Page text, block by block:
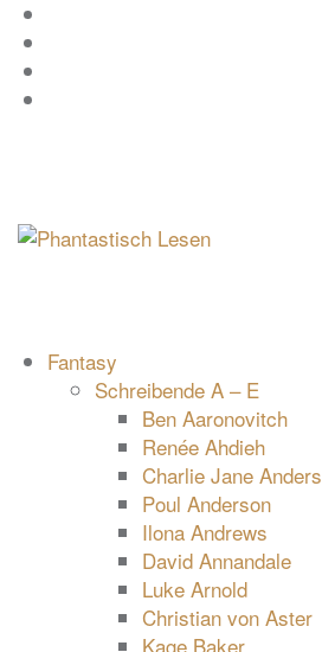
Zum
Inhalt
springen
Fantasy
Schreibende A – E
Ben Aaronovitch
Renée Ahdieh
Charlie Jane Anders
Poul Anderson
Ilona Andrews
David Annandale
Luke Arnold
Christian von Aster
Kage Baker